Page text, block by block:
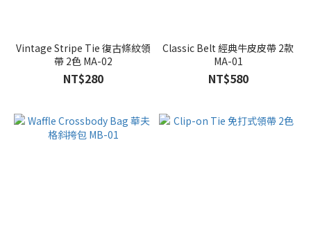
Vintage Stripe Tie 復古條紋領
帶 2色 MA-02
NT$280
Classic Belt 經典牛皮皮帶 2款
MA-01
NT$580